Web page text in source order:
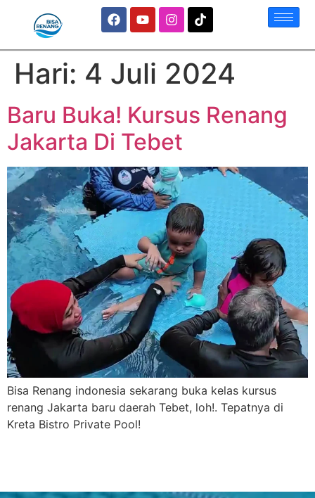
Hari: 4 Juli 2024
Baru Buka! Kursus Renang
Jakarta Di Tebet
Bisa Renang indonesia sekarang buka kelas kursus
renang Jakarta baru daerah Tebet, loh!. Tepatnya di
Kreta Bistro Private Pool!